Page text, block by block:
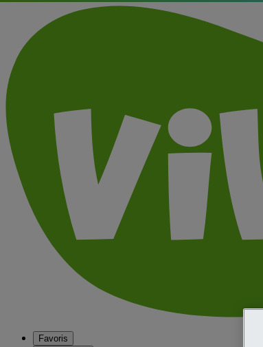
Favoris